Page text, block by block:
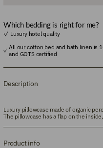
Which bedding is right for me?
Luxury hotel quality
All our cotton bed and bath linen is
and GOTS certified
Description
Luxury pillowcase made of organic
The pillowcase has a flap on the
Product info